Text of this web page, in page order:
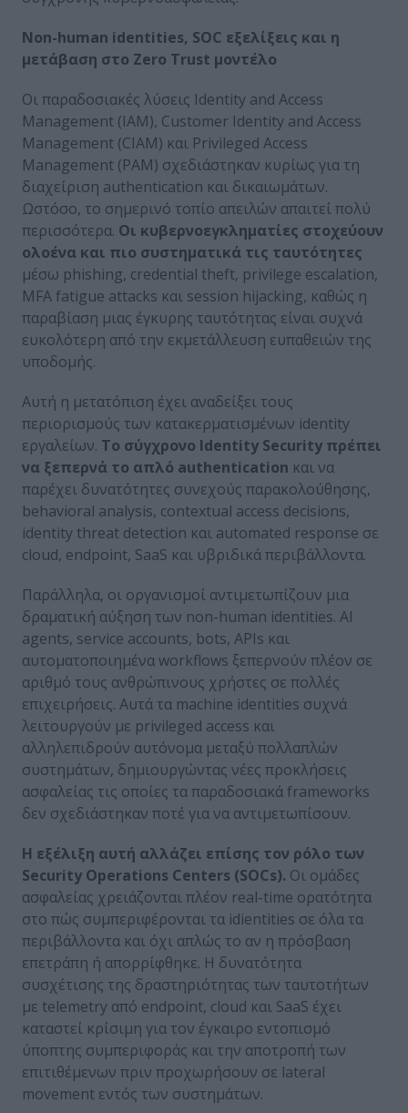
Non-human identities, SOC εξελίξεις και η
μετάβαση στο Zero Trust μοντέλο
Οι παραδοσιακές λύσεις Identity and Access
Management (IAM), Customer Identity and Access
Management (CIAM) και Privileged Access
Management (PAM) σχεδιάστηκαν κυρίως για τη
διαχείριση authentication και δικαιωμάτων.
Ωστόσο, το σημερινό τοπίο απειλών απαιτεί πολύ
περισσότερα. Οι κυβερνοεγκληματίες στοχεύουν
ολοένα και πιο συστηματικά τις ταυτότητες
μέσω phishing, credential theft, privilege escalation,
MFA fatigue attacks και session hijacking, καθώς η
παραβίαση μιας έγκυρης ταυτότητας είναι συχνά
ευκολότερη από την εκμετάλλευση ευπαθειών της
υποδομής.
Αυτή η μετατόπιση έχει αναδείξει τους
περιορισμούς των κατακερματισμένων identity
εργαλείων. Το σύγχρονο Identity Security πρέπει
να ξεπερνά το απλό authentication και να
παρέχει δυνατότητες συνεχούς παρακολούθησης,
behavioral analysis, contextual access decisions,
identity threat detection και automated response σε
cloud, endpoint, SaaS και υβριδικά περιβάλλοντα.
Παράλληλα, οι οργανισμοί αντιμετωπίζουν μια
δραματική αύξηση των non-human identities. AI
agents, service accounts, bots, APIs και
αυτοματοποιημένα workflows ξεπερνούν πλέον σε
αριθμό τους ανθρώπινους χρήστες σε πολλές
επιχειρήσεις. Αυτά τα machine identities συχνά
λειτουργούν με privileged access και
αλληλεπιδρούν αυτόνομα μεταξύ πολλαπλών
συστημάτων, δημιουργώντας νέες προκλήσεις
ασφαλείας τις οποίες τα παραδοσιακά frameworks
δεν σχεδιάστηκαν ποτέ για να αντιμετωπίσουν.
Η εξέλιξη αυτή αλλάζει επίσης τον ρόλο των
Security Operations Centers (SOCs). Οι ομάδες
ασφαλείας χρειάζονται πλέον real-time ορατότητα
στο πώς συμπεριφέρονται τα idientities σε όλα τα
περιβάλλοντα και όχι απλώς το αν η πρόσβαση
επετράπη ή απορρίφθηκε. Η δυνατότητα
συσχέτισης της δραστηριότητας των ταυτοτήτων
με telemetry από endpoint, cloud και SaaS έχει
καταστεί κρίσιμη για τον έγκαιρο εντοπισμό
ύποπτης συμπεριφοράς και την αποτροπή των
επιτιθέμενων πριν προχωρήσουν σε lateral
movement εντός των συστημάτων.